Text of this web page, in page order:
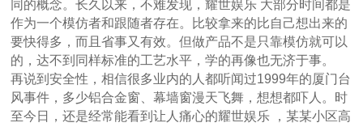
同的概念。长久以来，不难发现，耀世娱乐 大部分时间都是
作为一个模仿者和跟随者存在。比较拿来的比自己想出来的
要快得多，而且省事又有效。但做产品不是只靠模仿就可以
的，达不到同样标准的工艺水平，学的再像也无济于事。
再说到安全性，相信很多业内的人都听闻过1999年的厦门台
风事件，多少铝合金窗、幕墙窗漫天飞舞，想想都吓人。时
至今日，还是经常能看到让人痛心的耀世娱乐 ，某某小区高